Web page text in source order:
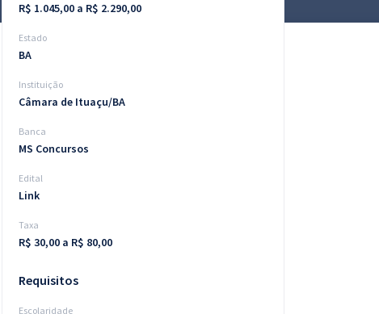
R$ 1.045,00 a R$ 2.290,00
Estado
BA
Instituição
Câmara de Ituaçu/BA
Banca
MS Concursos
Edital
Link
Taxa
R$ 30,00 a R$ 80,00
Requisitos
Escolaridade